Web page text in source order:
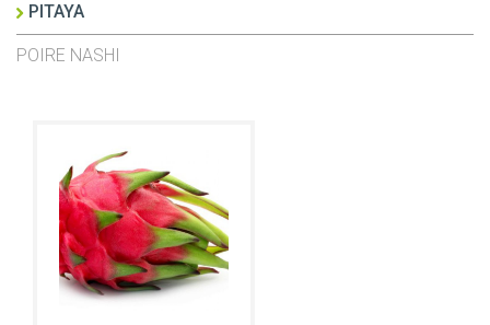
PITAYA
POIRE NASHI